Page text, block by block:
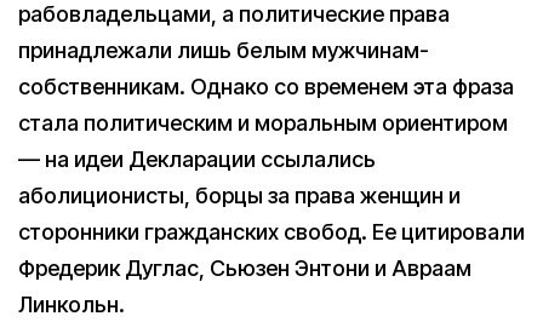
рабовладельцами, а политические права
принадлежали лишь белым мужчинам-
собственникам. Однако со временем эта фраза
стала политическим и моральным ориентиром
— на идеи Декларации ссылались
аболиционисты, борцы за права женщин и
сторонники гражданских свобод. Ее цитировали
Фредерик Дуглас, Сьюзен Энтони и Авраам
Линкольн.